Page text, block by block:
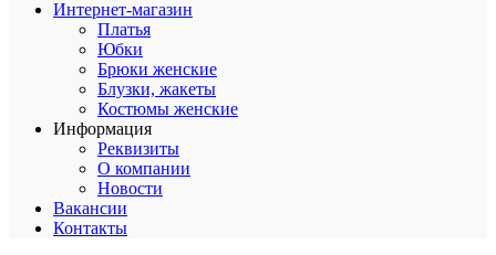
Интернет-магазин
Платья
Юбки
Брюки женские
Блузки, жакеты
Костюмы женские
Информация
Реквизиты
О компании
Новости
Вакансии
Контакты